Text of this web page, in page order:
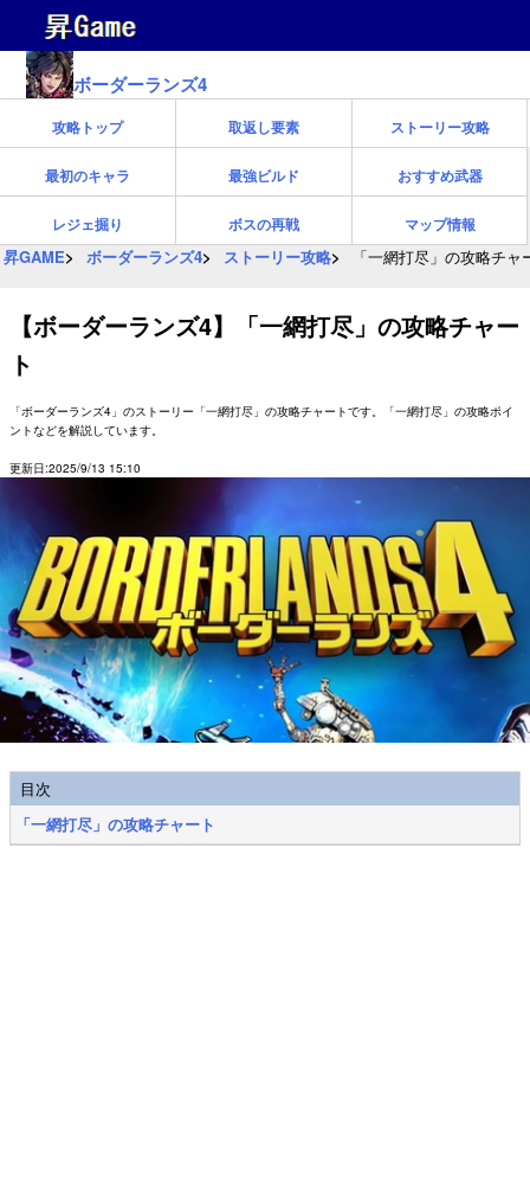
ボーダーランズ4
攻略トップ 取返し要素 ストーリー攻略
最初のキャラ 最強ビルド おすすめ武器
レジェ掘り ボスの再戦 マップ情報
昇GAME ボーダーランズ4 ストーリー攻略 「一網打尽」の攻略チャ
【ボーダーランズ4】「一網打尽」の攻略チャー
ト
「ボーダーランズ4」のストーリー「一網打尽」の攻略チャートです。「一網打尽」の攻略ポイ
ントなどを解説しています。
更新日:2025/9/13 15:10
目次
「一網打尽」の攻略チャート